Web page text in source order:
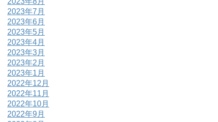
2023年7月
2023年6月
2023年5月
2023年4月
2023年3月
2023年2月
2023年1月
2022年12月
2022年11月
2022年10月
2022年9月